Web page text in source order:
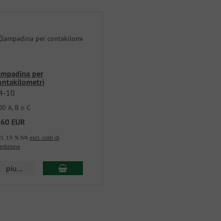
per
10
A, B o C
EUR
19 % IVA escl. costi di
piu...